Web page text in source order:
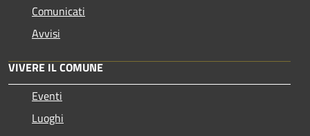
Comunicati
Avvisi
VIVERE IL COMUNE
Eventi
Luoghi